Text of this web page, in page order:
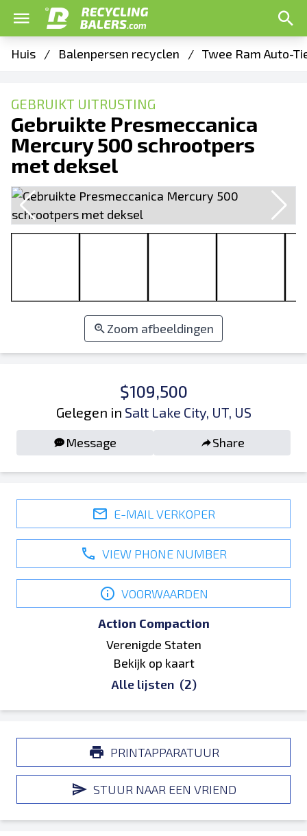
Huis / Balenpersen recyclen / Twee Ram Auto-
GEBRUIKT UITRUSTING
Gebruikte Presmeccanica
Mercury 500 schrootpers
met deksel
Zoom afbeeldingen
$109,500
Gelegen in Salt Lake City, UT, US
Message Share
E-MAIL VERKOPER
VIEW PHONE NUMBER
VOORWAARDEN
Action Compaction
Verenigde Staten
Bekijk op kaart
Alle lijsten (2)
PRINTAPPARATUUR
STUUR NAAR EEN VRIEND